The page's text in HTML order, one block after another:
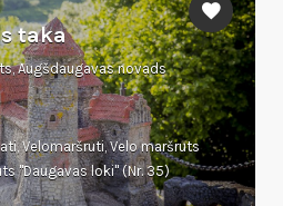
taka
Augšdaugavas novads
Velomaršruti, Velo maršruts
"Daugavas loki" (Nr. 35)